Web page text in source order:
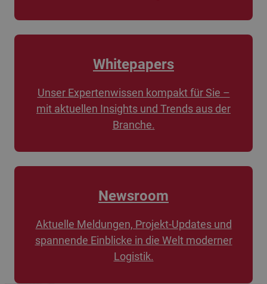
Whitepapers
Unser Expertenwissen kompakt für Sie –
mit aktuellen Insights und Trends aus der
Branche.
Newsroom
Aktuelle Meldungen, Projekt-Updates und
spannende Einblicke in die Welt moderner
Logistik.